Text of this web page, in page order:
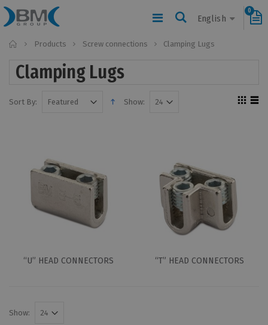
English
0
Home
Products Screw connections Clamping Lugs
Clamping Lugs
Sort By: Show:
“U” HEAD CONNECTORS “T” HEAD CONNECTORS
Show: